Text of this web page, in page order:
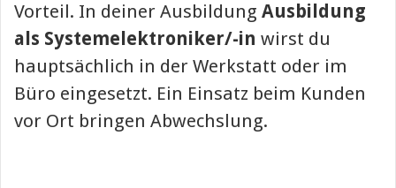
Vorteil. In deiner Ausbildung Ausbildung
als Systemelektroniker/-in wirst du
hauptsächlich in der Werkstatt oder im
Büro eingesetzt. Ein Einsatz beim Kunden
vor Ort bringen Abwechslung.